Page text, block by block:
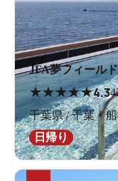
JFA夢フィール
★★★★★4.3
千葉県 / 千葉・
日帰り